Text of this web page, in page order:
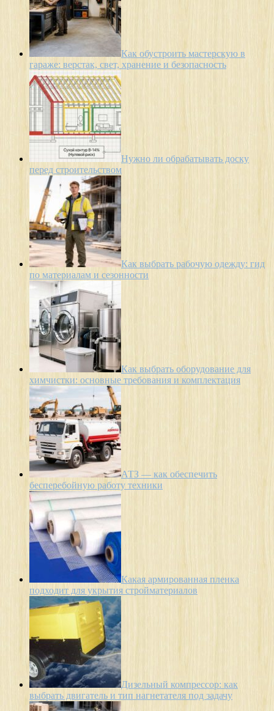
Как обустроить мастерскую в
гараже: верстак, свет, хранение и безопасность
Нужно ли обрабатывать доску
перед строительством
Как выбрать рабочую одежду: гид
по материалам и сезонности
Как выбрать оборудование для
химчистки: основные требования и комплектация
АТЗ — как обеспечить
бесперебойную работу техники
Какая армированная пленка
подходит для укрытия стройматериалов
Дизельный компрессор: как
выбрать двигатель и тип нагнетателя под задачу